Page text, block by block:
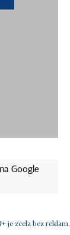
na Google
je zcela bez reklam.